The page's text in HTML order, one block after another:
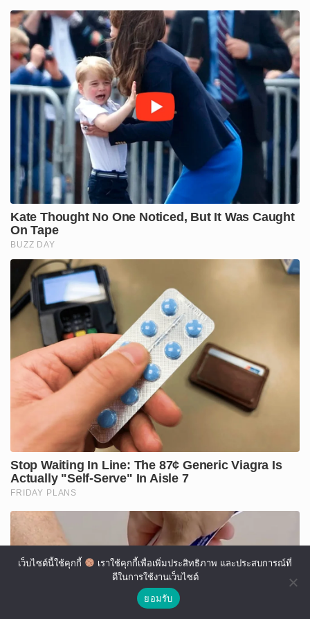
เว็บไซต์นี้ใช้คุกกี้
เราใช้คุกกี้เพื่อเพิ่มประสิทธิภาพ และประสบการณ์ที่
ดีในการใช้งานเว็บไซต์
ยอมรับ